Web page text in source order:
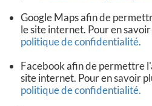
Google Maps afin de
le site internet. Pour en savoir
politique de confidentialité.
Facebook afin de permettre
site internet. Pour en savoir
politique de confidentialité.